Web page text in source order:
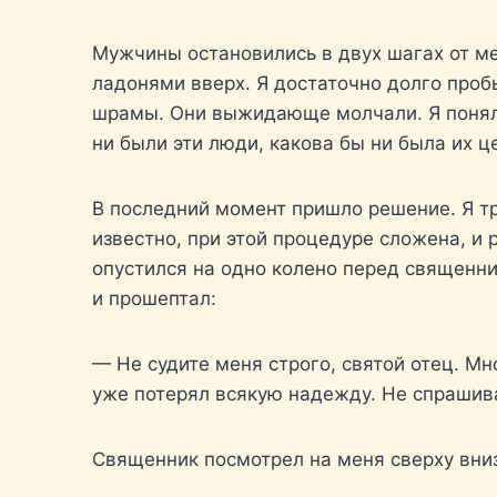
Мужчины остановились в двух шагах от
ладонями вверх. Я достаточно долго
шрамы. Они выжидающе молчали. Я понял,
ни были эти люди, какова бы ни была их
В последний момент пришло решение. Я
известно, при этой процедуре сложена,
опустился на одно колено перед
и прошептал:
— Не судите меня строго, святой отец.
уже потерял всякую надежду. Не
Священник посмотрел на меня сверху